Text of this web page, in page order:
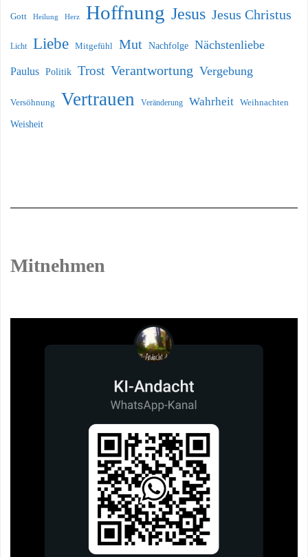
Gott Heilung Herz Hoffnung Jesus Jesus Christus
Licht Liebe Mitgefühl Mut Nachfolge Nächstenliebe
Paulus Politik Trost Verantwortung Vergebung
Versöhnung Vertrauen Veränderung Wahrheit Weihnachten
Weisheit
Mitnehmen